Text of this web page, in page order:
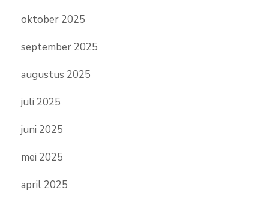
oktober 2025
september 2025
augustus 2025
juli 2025
juni 2025
mei 2025
april 2025